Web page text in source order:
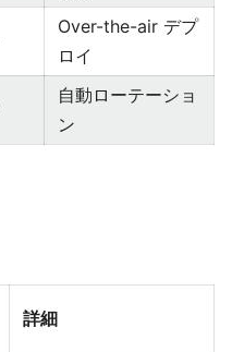
Over-the-air デプ
ロイ
自動ローテーショ
ン
詳細